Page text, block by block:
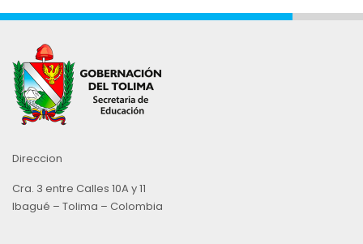
Direccion
Cra. 3 entre Calles 10A y 11
Ibagué – Tolima – Colombia